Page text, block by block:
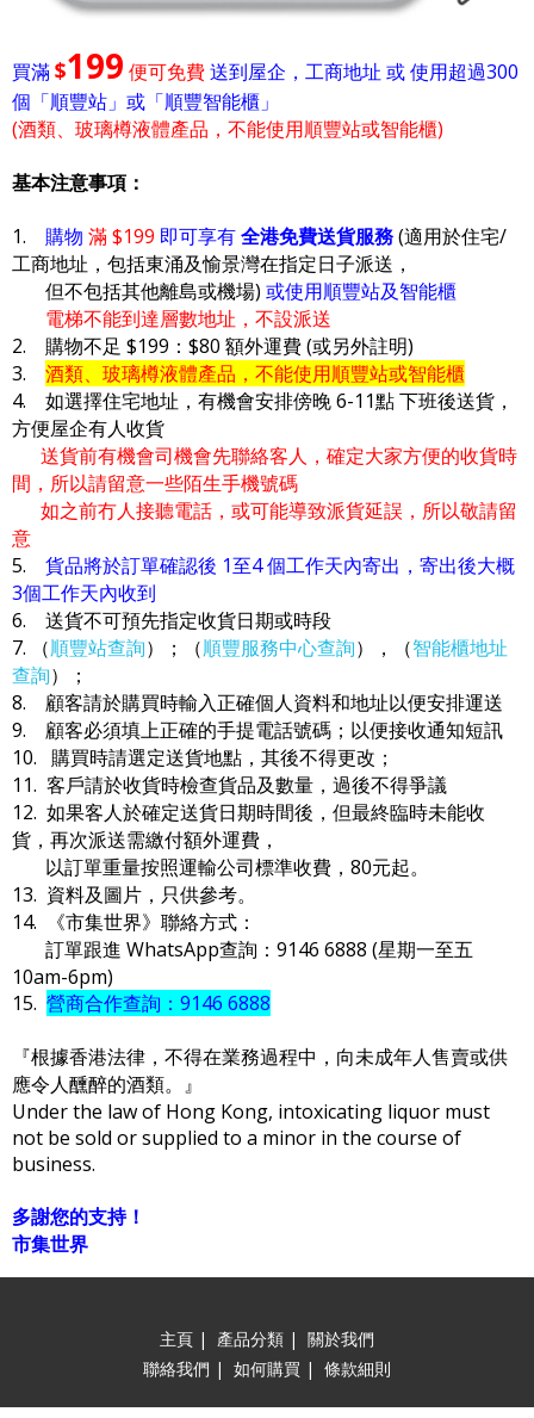
買滿$199 便可免費送到屋企，工商地址 或 使用超過300
個「順豐站」或「順豐智能櫃」
(酒類、玻璃樽液體產品，不能使用順豐站或智能櫃)
基本注意事項：
1. 購物 滿 $199 即可享有全港免費送貨服務(適用於住宅/
工商地址，包括東涌及愉景灣在指定日子派送，
但不包括其他離島或機場) 或使用順豐站及智能櫃
電梯不能到達層數地址，不設派送
2. 購物不足 $199：$80 額外運費 (或另外註明)
3. 酒類、玻璃樽液體產品，不能使用順豐站或智能櫃
4. 如選擇住宅地址，有機會安排傍晚 6-11點 下班後送貨，
方便屋企有人收貨
送貨前有機會司機會先聯絡客人，確定大家方便的收貨時
間，所以請留意一些陌生手機號碼
如之前冇人接聽電話，或可能導致派貨延誤，所以敬請留
意
5. 貨品將於訂單確認後 1至4 個工作天內寄出，寄出後大概
3個工作天內收到
6. 送貨不可預先指定收貨日期或時段
7. （順豐站查詢）；（順豐服務中心查詢），（智能櫃地址
查詢）；
8. 顧客請於購買時輸入正確個人資料和地址以便安排運送
9. 顧客必須填上正確的手提電話號碼；以便接收通知短訊
10. 購買時請選定送貨地點，其後不得更改；
11. 客戶請於收貨時檢查貨品及數量，過後不得爭議
12. 如果客人於確定送貨日期時間後，但最終臨時未能收
貨，再次派送需繳付額外運費，
以訂單重量按照運輸公司標準收費，80元起。
13. 資料及圖片，只供參考。
14. 《市集世界》聯絡方式：
訂單跟進 WhatsApp查詢：9146 6888 (星期一至五
10am-6pm)
15. 營商合作查詢：9146 6888
『根據香港法律，不得在業務過程中，向未成年人售賣或供
應令人醺醉的酒類。』
Under the law of Hong Kong, intoxicating liquor must
not be sold or supplied to a minor in the course of
business.
多謝您的支持！
市集世界
主頁 | 產品分類 | 關於我們
聯絡我們 | 如何購買 | 條款細則